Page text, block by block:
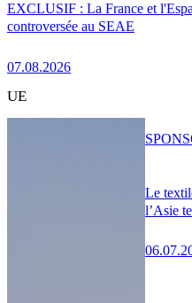
EXCLUSIF : La France et
controversée au SEAE
07.08.2026
UE
Le
l’Asie